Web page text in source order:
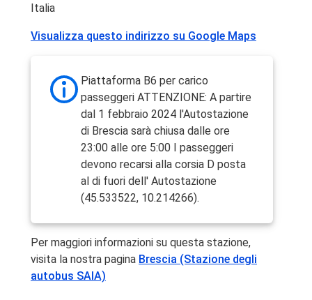
Italia
Visualizza questo indirizzo su Google Maps
Piattaforma B6 per carico
passeggeri ATTENZIONE: A partire
dal 1 febbraio 2024 l'Autostazione
di Brescia sarà chiusa dalle ore
23:00 alle ore 5:00 I passeggeri
devono recarsi alla corsia D posta
al di fuori dell' Autostazione
(45.533522, 10.214266).
Per maggiori informazioni su questa stazione,
visita la nostra pagina Brescia (Stazione degli
autobus SAIA)